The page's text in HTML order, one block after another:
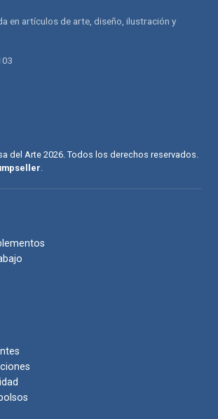
en artículos de arte, diseño, ilustración y
del Arte 2026. Todos los derechos reservados.